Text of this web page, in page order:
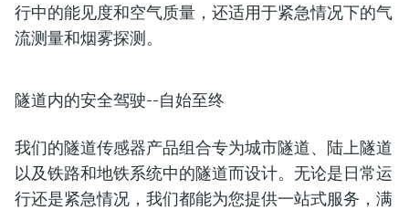
行中的能见度和空气质量，还适用于紧急情况下的气
流测量和烟雾探测。
隧道内的安全驾驶--自始至终
我们的隧道传感器产品组合专为城市隧道、陆上隧道
以及铁路和地铁系统中的隧道而设计。无论是日常运
行还是紧急情况，我们都能为您提供一站式服务，满